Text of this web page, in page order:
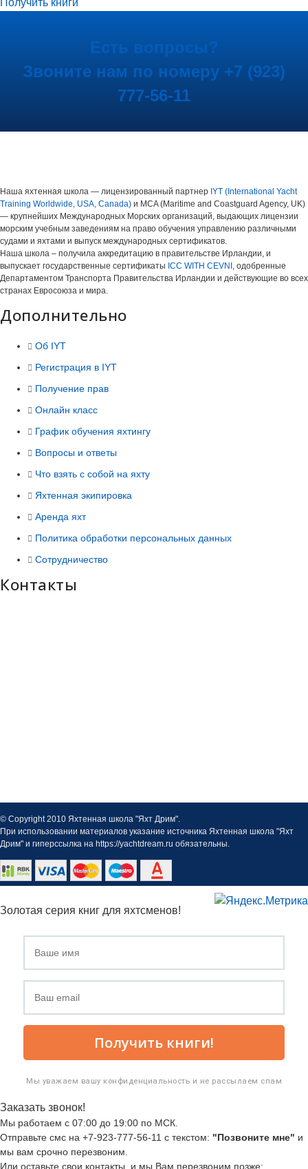
Есть вопросы?
Звоните нам по номеру +7 (923)
777-56-11
Наша яхтенная школа — лицензированный партнер IYT (International Yacht
Training Worldwide, USA, Canada) и MCA (Maritime and Coastguard Agency, UK)
— крупнейших Международных Морских организаций, выдающих лицензии
морским учебным заведениям на право обучения управлению различными
судами и яхтами и выпуск международных сертификатов.
Наша школа – получила аккредитацию в правительстве Ирландии, и
выпускает государственные сертификаты ICC WITH CEVNI , одобренные
Департаментом Транспорта Правительства Ирландии и действующие во всех
странах Евросоюза и мира.
Дополнительно
Об IYT
Регистрация в IYT
Получение прав
Онлайн класс
График обучения яхтингу
Вопросы и ответы
Что взять с собой на яхту
Яхтенная экипировка
Аренда яхт
Политика обработки персональных данных
Сотрудничество
Контакты
© Copyright 2010 Яхтенная школа "Яхт Дрим".
При использовании материалов указание источника Яхтенная школа "Яхт
Дрим" и гиперссылка на https://yachtdream.ru обязательны.
Золотая серия книг для яхтсменов!
Получить книги!
Мы уважаем вашу конфиденциальность и не рассылаем спам
Заказать звонок!
Мы работаем с 07:00 до 19:00 по МСК.
Отправьте смс на +7-923-777-56-11 с текстом: "Позвоните мне" и
мы вам срочно перезвоним.
Или оставьте свои контакты, и мы Вам перезвоним позже: